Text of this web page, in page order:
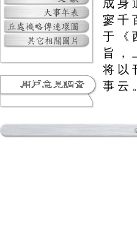
成身
寥千
于《
旨，
将以
事云